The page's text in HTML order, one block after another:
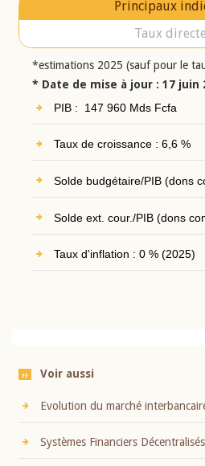
Principaux
Taux
*estimations 2025 (sauf pour le
* Date de mise à jour : 17 juin
PIB : 147 960 Mds Fcfa
Taux de croissance : 6,6 %
Solde budgétaire/PIB (dons
Solde ext. cour./PIB (dons
Taux d'inflation : 0 % (2025)
Voir aussi
Evolution du marché
Systèmes Financiers Décentralisés